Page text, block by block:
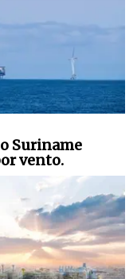
Suriname
vento.